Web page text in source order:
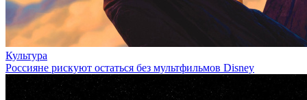
Культура
Россияне рискуют остаться без мультфильмов Disney